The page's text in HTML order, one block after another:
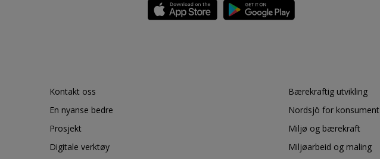
Kontakt oss
En nyanse bedre
Prosjekt
Digitale verktøy
Bærekraftig utvikling
Nordsjö for konsument
Miljø og bærekraft
Miljøarbeid og maling